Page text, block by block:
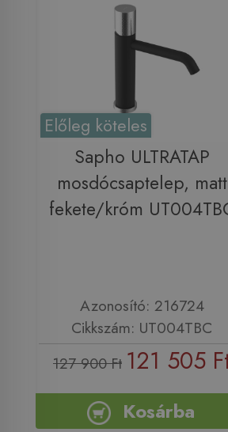
Előleg köteles
Sapho ULTRATAP
mosdócsaptelep, matt
fekete/króm
Azonosító: 216724
Cikkszám: UT004TBC
127 900 Ft 121 505
Kosárba